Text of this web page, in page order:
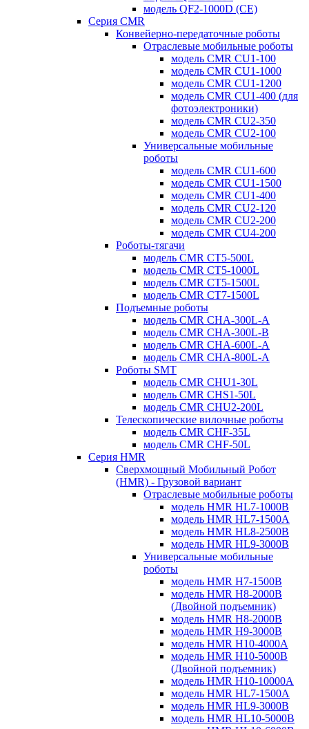
модель QF2-1000D (CE)
Серия CMR
Конвейерно-передаточные роботы
Отраслевые мобильные роботы
модель CMR CU1-100
модель CMR CU1-1000
модель CMR CU1-1200
модель CMR CU1-400 (для
фотоэлектроники)
модель CMR CU2-350
модель CMR CU2-100
Универсальные мобильные
роботы
модель CMR CU1-600
модель CMR CU1-1500
модель CMR CU1-400
модель CMR CU2-120
модель CMR CU2-200
модель CMR CU4-200
Роботы-тягачи
модель CMR CT5-500L
модель CMR CT5-1000L
модель CMR CT5-1500L
модель CMR CT7-1500L
Подъемные роботы
модель CMR CHA-300L-A
модель CMR CHA-300L-B
модель CMR CHA-600L-A
модель CMR CHA-800L-A
Роботы SMT
модель CMR CHU1-30L
модель CMR CHS1-50L
модель CMR CHU2-200L
Телескопические вилочные роботы
модель CMR CHF-35L
модель CMR CHF-50L
Серия HMR
Сверхмощный Мобильный Робот
(HMR) - Грузовой вариант
Отраслевые мобильные роботы
модель HMR HL7-1000B
модель HMR HL7-1500A
модель HMR HL8-2500B
модель HMR HL9-3000B
Универсальные мобильные
роботы
модель HMR H7-1500B
модель HMR H8-2000B
(Двойной подъемник)
модель HMR H8-2000B
модель HMR H9-3000B
модель HMR H10-4000A
модель HMR H10-5000B
(Двойной подъемник)
модель HMR H10-10000A
модель HMR HL7-1500A
модель HMR HL9-3000B
модель HMR HL10-5000B